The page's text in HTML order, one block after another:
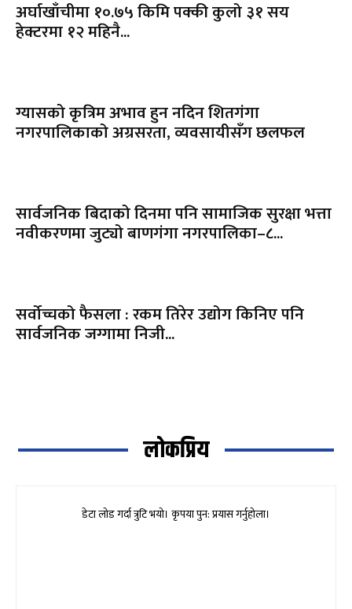
अर्घाखाँचीमा १०.७५ किमि पक्की कुलो ३१ सय
हेक्टरमा १२ महिनै...
ग्यासको कृत्रिम अभाव हुन नदिन शितगंगा
नगरपालिकाको अग्रसरता, व्यवसायीसँग छलफल
सार्वजनिक बिदाको दिनमा पनि सामाजिक सुरक्षा भत्ता
नवीकरणमा जुट्यो बाणगंगा नगरपालिका–८...
सर्वोच्चको फैसला : रकम तिरेर उद्योग किनिए पनि
सार्वजनिक जग्गामा निजी...
लोकप्रिय
डेटा लोड गर्दा त्रुटि भयो। कृपया पुन: प्रयास गर्नुहोला।